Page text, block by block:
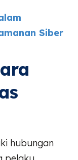
Siber
hubungan